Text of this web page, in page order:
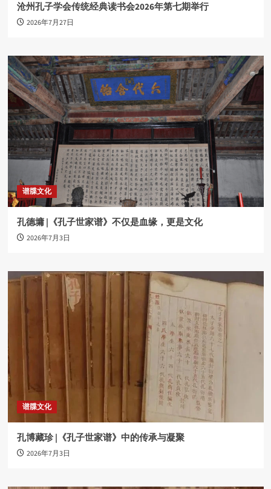
沧州孔子学会传统经典读书会2026年第七期举行
2026年7月27日
谱牒文化
孔德墉 |《孔子世家谱》不仅是血缘，更是文化
2026年7月3日
谱牒文化
孔博藏珍 |《孔子世家谱》中的传承与凝聚
2026年7月3日